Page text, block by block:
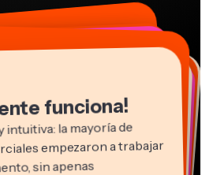
funciona!
intuitiva: la mayoría de
empezaron a trabajar
sin apenas